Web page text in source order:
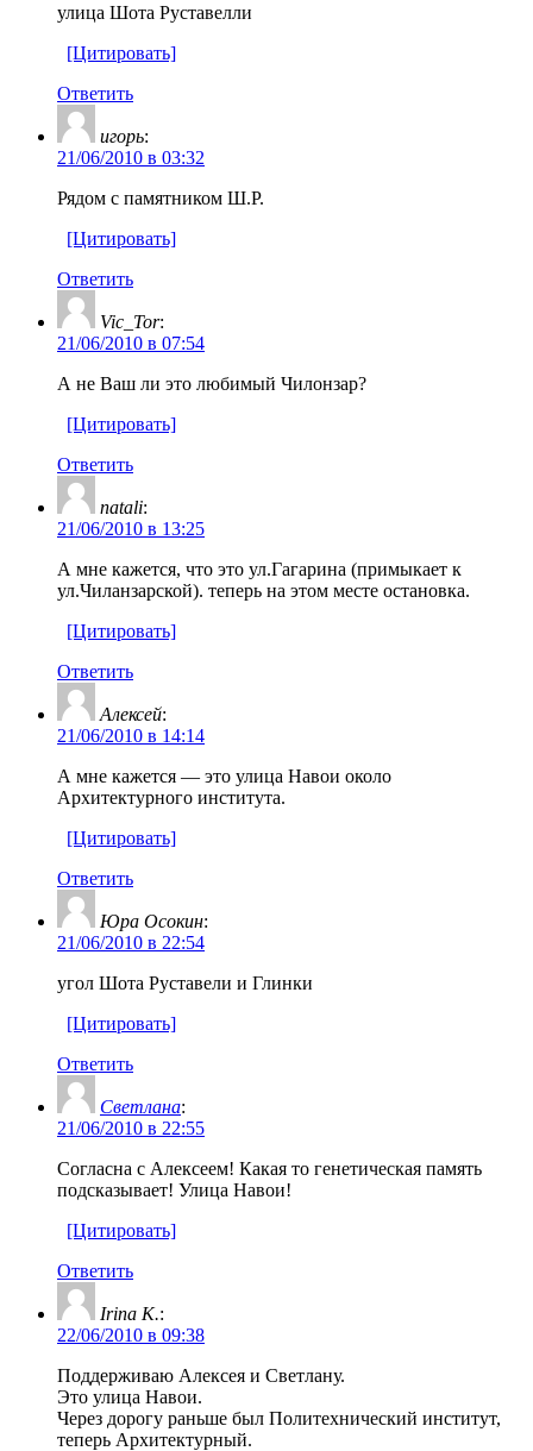
улица Шота Руставелли
[Цитировать]
Ответить
игорь:
21/06/2010 в 03:32
Рядом с памятником Ш.Р.
[Цитировать]
Ответить
Vic_Tor:
21/06/2010 в 07:54
А не Ваш ли это любимый Чилонзар?
[Цитировать]
Ответить
natali:
21/06/2010 в 13:25
А мне кажется, что это ул.Гагарина (примыкает к
ул.Чиланзарской). теперь на этом месте остановка.
[Цитировать]
Ответить
Алексей:
21/06/2010 в 14:14
А мне кажется — это улица Навои около
Архитектурного института.
[Цитировать]
Ответить
Юра Осокин:
21/06/2010 в 22:54
угол Шота Руставели и Глинки
[Цитировать]
Ответить
Светлана:
21/06/2010 в 22:55
Согласна с Алексеем! Какая то генетическая память
подсказывает! Улица Навои!
[Цитировать]
Ответить
Irina K.:
22/06/2010 в 09:38
Поддерживаю Алексея и Светлану.
Это улица Навои.
Через дорогу раньше был Политехнический институт,
теперь Архитектурный.